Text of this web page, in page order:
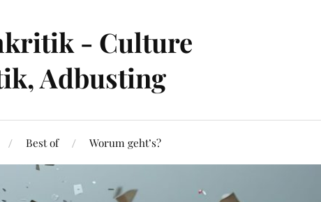
- Culture
Adbusting
Best of Worum geht’s?